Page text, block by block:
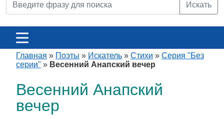
Искать
Главная » Поэты » Искатель » Стихи » Серия "Без
серии" » Весенний Анапский вечер
Весенний Анапский
вечер